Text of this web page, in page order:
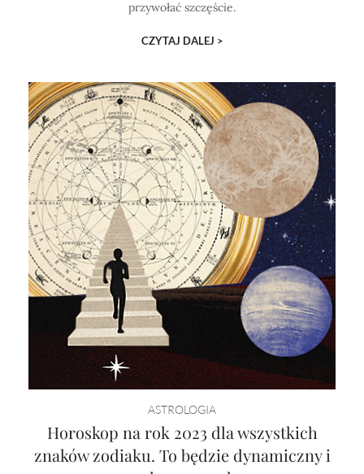
przywołać szczęście.
CZYTAJ DALEJ >
ASTROLOGIA
Horoskop na rok 2023 dla wszystkich
znaków zodiaku. To będzie dynamiczny i